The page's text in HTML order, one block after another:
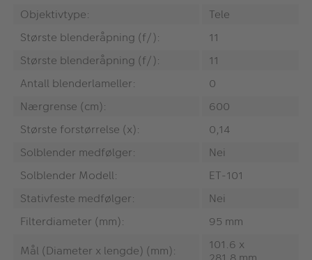
Objektivtype:
Tele
Største blenderåpning (f/):
11
Største blenderåpning (f/):
11
Antall blenderlameller:
0
Nærgrense (cm):
600
Største forstørrelse (x):
0,14
Solblender medfølger:
Nei
Solblender Modell:
ET-101
Stativfeste medfølger:
Nei
Filterdiameter (mm):
95 mm
Mål (Diameter x lengde) (mm):
101.6 x